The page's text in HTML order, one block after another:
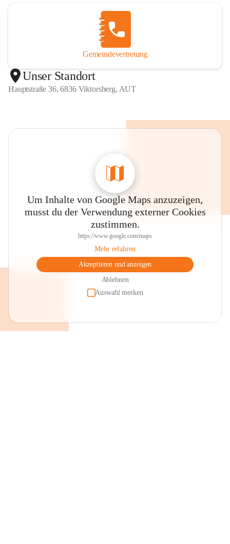
Gemeindevertretung
Unser Standort
Hauptstraße 36, 6836 Viktorsberg, AUT
Um Inhalte von Google Maps anzuzeigen,
musst du der Verwendung externer Cookies
zustimmen.
https://www.google.com/maps
Mehr erfahren
Akzeptieren und anzeigen
Ablehnen
Auswahl merken